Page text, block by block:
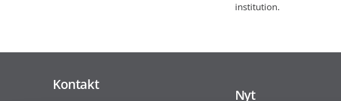
institution.
Kontakt
Nyt